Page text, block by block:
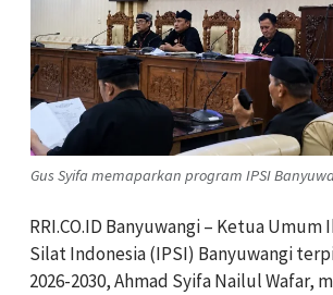
Gus Syifa memaparkan program IPSI
RRI.CO.ID Banyuwangi – Ketua Umum
Silat Indonesia (IPSI) Banyuwangi
2026-2030, Ahmad Syifa Nailul Wafar,